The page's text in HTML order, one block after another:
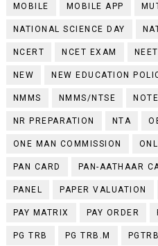
MOBILE MOBILE APP
NATIONAL SCIENCE DAY
NCERT NCET EXAM NEET
NEW NEW EDUCATION
NMMS NMMS/NTSE
NR PREPARATION NTA
ONE MAN COMMISSION
PAN CARD PAN-AATHAAR
PANEL PAPER VALUATION
PAY MATRIX PAY ORDER
PG TRB PG TRB.M PGTRB